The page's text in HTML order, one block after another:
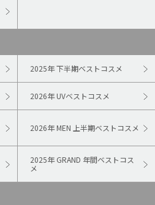
2025年 下半期ベストコスメ
2026年 UVベストコスメ
2026年 MEN 上半期ベストコスメ
2025年 GRAND 年間ベストコス
メ